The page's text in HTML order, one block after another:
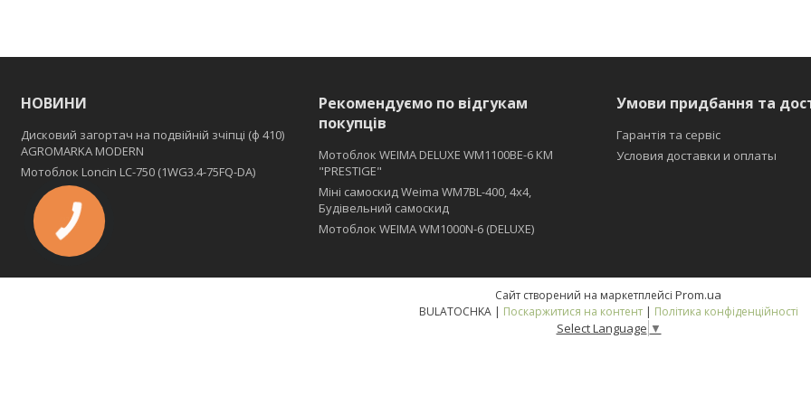
НОВИНИ
Дисковий загортач на подвійній зчіпці (ф 410)
АGROMARKA MODERN
Мотоблок Loncin LC-750 (1WG3.4-75FQ-DA)
Рекомендуємо по відгукам
покупців
Мотоблок WEIMA DELUXE WM1100BE-6 КМ
"PRESTIGE"
Міні самоскид Weima WM7BL-400, 4x4,
Будівельний самоскид
Мотоблок WEIMA WM1000N-6 (DELUXE)
Умови придбання та
Гарантія та сервіс
Условия доставки и оплаты
Сайт створений на маркетплейсі Prom.ua
BULATOCHKA | Поскаржитися на контент | Політика конфіденційності
Select Language ▼